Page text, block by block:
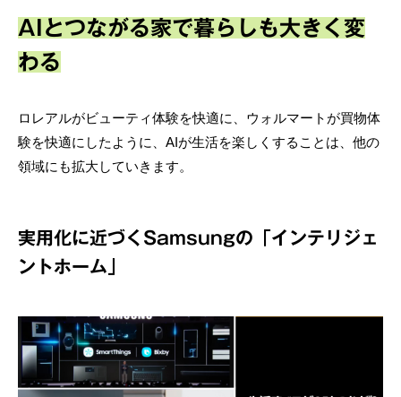
AIとつながる家で暮らしも大きく変
わる
ロレアルがビューティ体験を快適に、ウォルマートが買物体
験を快適にしたように、AIが生活を楽しくすることは、他の
領域にも拡大していきます。
実用化に近づくSamsungの「インテリジェ
ントホーム」